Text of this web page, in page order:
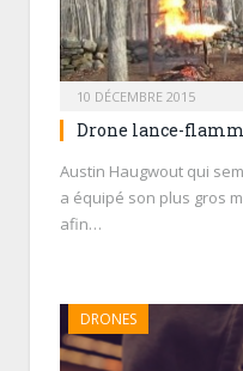
10 DÉCEMBRE 2015
Drone lance-
Austin Haugwout qui
a équipé son plus gros
afin…
DRONES